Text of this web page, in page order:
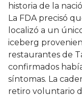
historia de la
La FDA precisó
localizó a un
iceberg
restaurantes de
confirmados
síntomas. La
retiro voluntario